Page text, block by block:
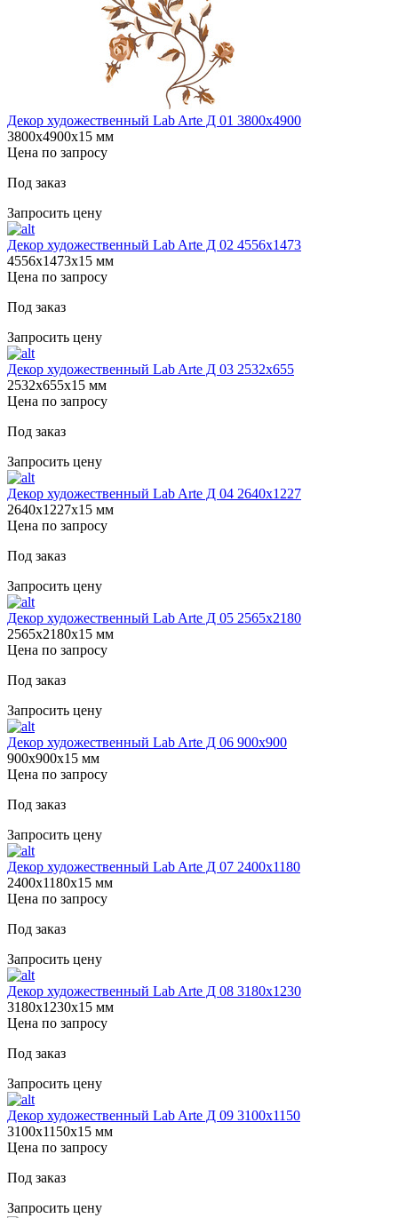
Декор художественный Lab Arte Д 01 3800х4900
3800х4900х15 мм
Цена по запросу
Под заказ
Запросить цену
Декор художественный Lab Arte Д 02 4556x1473
4556х1473х15 мм
Цена по запросу
Под заказ
Запросить цену
Декор художественный Lab Arte Д 03 2532x655
2532х655х15 мм
Цена по запросу
Под заказ
Запросить цену
Декор художественный Lab Arte Д 04 2640х1227
2640х1227х15 мм
Цена по запросу
Под заказ
Запросить цену
Декор художественный Lab Arte Д 05 2565х2180
2565х2180х15 мм
Цена по запросу
Под заказ
Запросить цену
Декор художественный Lab Arte Д 06 900х900
900х900х15 мм
Цена по запросу
Под заказ
Запросить цену
Декор художественный Lab Arte Д 07 2400х1180
2400х1180х15 мм
Цена по запросу
Под заказ
Запросить цену
Декор художественный Lab Arte Д 08 3180х1230
3180х1230х15 мм
Цена по запросу
Под заказ
Запросить цену
Декор художественный Lab Arte Д 09 3100х1150
3100х1150х15 мм
Цена по запросу
Под заказ
Запросить цену